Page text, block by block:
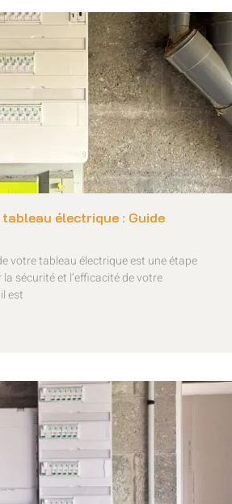
tableau électrique : Guide
votre tableau électrique est une étape
sécurité et l’efficacité de votre
est